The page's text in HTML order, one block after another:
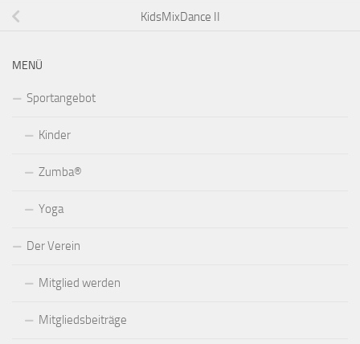
KidsMixDance II
MENÜ
Sportangebot
Kinder
Zumba®
Yoga
Der Verein
Mitglied werden
Mitgliedsbeiträge